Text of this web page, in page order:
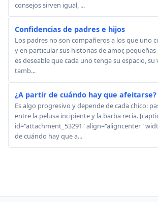
consejos sirven igual, ...
Confidencias de padres e hijos
Los padres no son compañeros a los que uno
y en particular sus historias de amor,
es deseable que cada uno tenga su espacio, su
tamb...
¿A partir de cuándo hay que afeitarse?
Es algo progresivo y depende de cada chico:
entre la pelusa incipiente y la barba recia.
id="attachment_53291" align="aligncenter"
de cuándo hay que a...